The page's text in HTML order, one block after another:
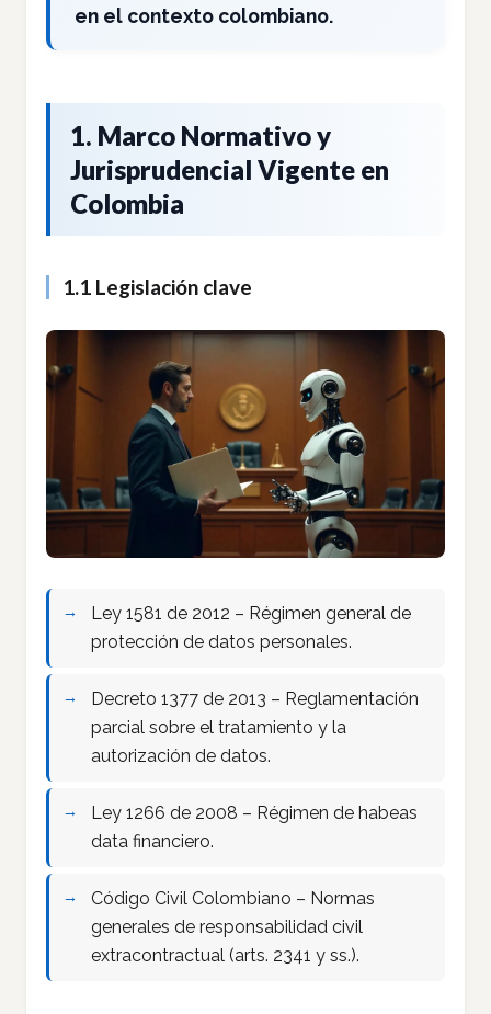
en el contexto colombiano.
1. Marco Normativo y
Jurisprudencial Vigente en
Colombia
1.1 Legislación clave
Ley 1581 de 2012 – Régimen general de
protección de datos personales.
Decreto 1377 de 2013 – Reglamentación
parcial sobre el tratamiento y la
autorización de datos.
Ley 1266 de 2008 – Régimen de habeas
data financiero.
Código Civil Colombiano – Normas
generales de responsabilidad civil
extracontractual (arts. 2341 y ss.).